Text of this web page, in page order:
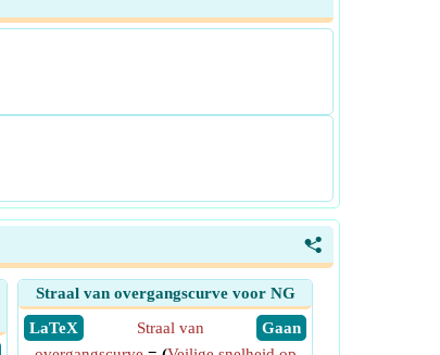
<
Straal van overgangscurve voor NG
​ LaTeX
​ Gaan
Straal van